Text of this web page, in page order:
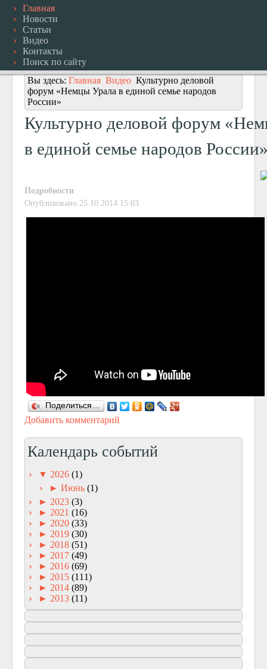
Главная
Новости
Статьи
Видео
Контакты
Поиск по сайту
Вы здесь: Главная Видео Культурно деловой
форум «Немцы Урала в единой семье народов
России»
Культурно деловой форум
в единой семье народов
Подробности
Опубликовано 25.10.2014 15:03
Поделиться…
Добавить комментарий
Календарь событий
▼ 2026 (1)
► Июнь (1)
► 2023 (3)
► 2021 (16)
► 2020 (33)
► 2019 (30)
► 2018 (51)
► 2017 (49)
► 2016 (69)
► 2015 (111)
► 2014 (89)
► 2013 (11)